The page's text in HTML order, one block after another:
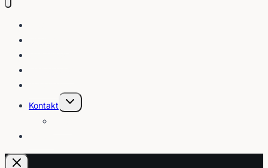
Kontakt
Untermenü
umschalten